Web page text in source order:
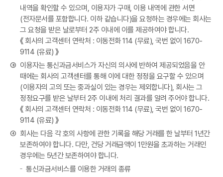
내역을 확인할 수 있으며, 이용자가 구매, 이용 내역에 관한 서면
(전자문서를 포함합니다. 이하 같습니다)을 요청하는 경우에는 회사는
그 요청을 받은 날로부터 2주 이내에 이를 제공하여야 합니다.
《 회사의 고객센터 연락처 : 이동전화 114 (무료), 국번 없이 1670-
9114 (유료) 》
③ 이용자는 통신과금서비스가 자신의 의사에 반하여 제공되었음을 안
때에는 회사의 고객센터를 통해 이에 대한 정정을 요구할 수 있으며
(이용자의 고의 또는 중과실이 있는 경우는 제외합니다), 회사는 그
정정요구를 받은 날부터 2주 이내에 처리 결과를 알려 주어야 합니다.
《 회사의 고객센터 연락처 : 이동전화 114 (무료), 국번 없이 1670-
9114 (유료) 》
④ 회사는 다음 각 호의 사항에 관한 기록을 해당 거래를 한 날부터 1년간
보존하여야 합니다. 다만, 건당 거래금액이 1만원을 초과하는 거래인
경우에는 5년간 보존하여야 합니다.
통신과금서비스를 이용한 거래의 종류